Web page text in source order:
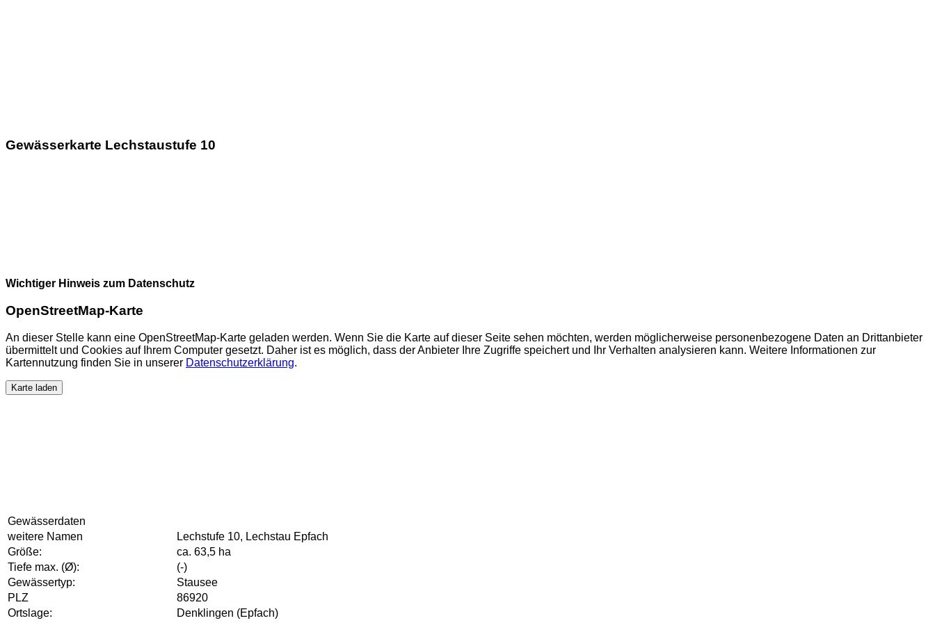
Gewässerkarte Lechstaustufe 10
Wichtiger Hinweis zum Datenschutz
OpenStreetMap-Karte
An dieser Stelle kann eine OpenStreetMap-Karte geladen werden. Wenn Sie die Karte auf dieser Seite sehen möchten, werden möglicherweise personenbezogene Daten an Drittanbieter
übermittelt und Cookies auf Ihrem Computer gesetzt. Daher ist es möglich, dass der Anbieter Ihre Zugriffe speichert und Ihr Verhalten analysieren kann. Weitere Informationen zur
Kartennutzung finden Sie in unserer Datenschutzerklärung.
Karte laden
Gewässerdaten
weitere Namen
Lechstufe 10, Lechstau Epfach
Größe:
ca. 63,5 ha
Tiefe max. (Ø):
(-)
Gewässertyp:
Stausee
PLZ
86920
Ortslage:
Denklingen (Epfach)